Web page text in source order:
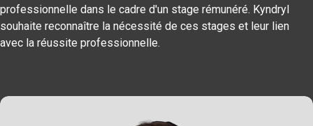
professionnelle dans le cadre d'un stage rémunéré. Kyndryl
souhaite reconnaître la nécessité de ces stages et leur lien
avec la réussite professionnelle.